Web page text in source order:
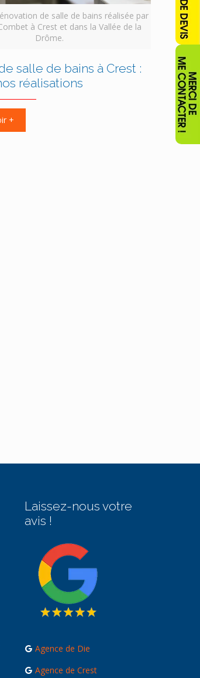
de salle de bains réalisée par
à Crest et dans la Vallée de la
Drôme.
salle de bains à Crest :
réalisations
+
Laissez-nous votre
avis !
Agence de Die
Agence de Crest